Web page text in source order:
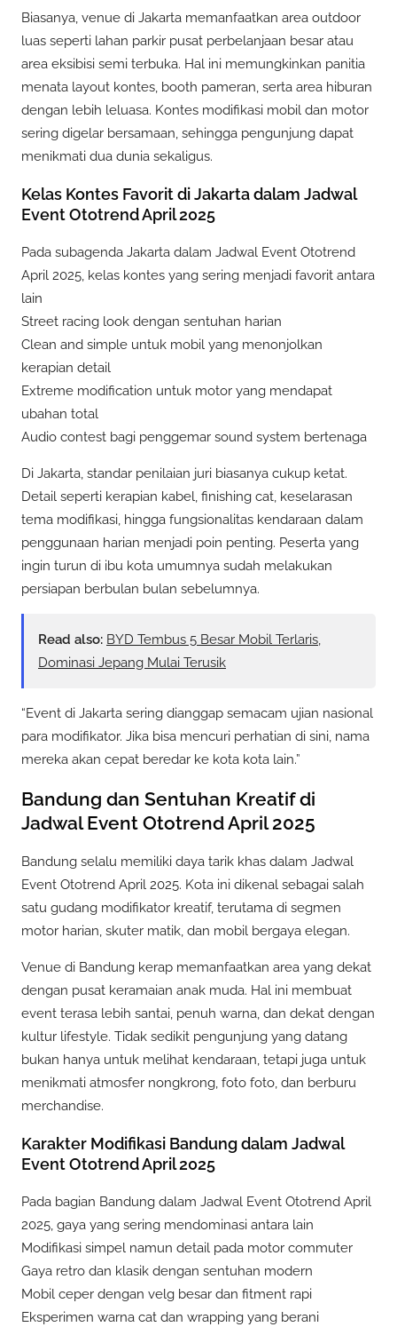
Biasanya, venue di Jakarta memanfaatkan area outdoor
luas seperti lahan parkir pusat perbelanjaan besar atau
area eksibisi semi terbuka. Hal ini memungkinkan panitia
menata layout kontes, booth pameran, serta area hiburan
dengan lebih leluasa. Kontes modifikasi mobil dan motor
sering digelar bersamaan, sehingga pengunjung dapat
menikmati dua dunia sekaligus.
Kelas Kontes Favorit di Jakarta dalam Jadwal
Event Ototrend April 2025
Pada subagenda Jakarta dalam Jadwal Event Ototrend
April 2025, kelas kontes yang sering menjadi favorit antara
lain
Street racing look dengan sentuhan harian
Clean and simple untuk mobil yang menonjolkan
kerapian detail
Extreme modification untuk motor yang mendapat
ubahan total
Audio contest bagi penggemar sound system bertenaga
Di Jakarta, standar penilaian juri biasanya cukup ketat.
Detail seperti kerapian kabel, finishing cat, keselarasan
tema modifikasi, hingga fungsionalitas kendaraan dalam
penggunaan harian menjadi poin penting. Peserta yang
ingin turun di ibu kota umumnya sudah melakukan
persiapan berbulan bulan sebelumnya.
Read also: BYD Tembus 5 Besar Mobil Terlaris,
Dominasi Jepang Mulai Terusik
“Event di Jakarta sering dianggap semacam ujian nasional
para modifikator. Jika bisa mencuri perhatian di sini, nama
mereka akan cepat beredar ke kota kota lain.”
Bandung dan Sentuhan Kreatif di
Jadwal Event Ototrend April 2025
Bandung selalu memiliki daya tarik khas dalam Jadwal
Event Ototrend April 2025. Kota ini dikenal sebagai salah
satu gudang modifikator kreatif, terutama di segmen
motor harian, skuter matik, dan mobil bergaya elegan.
Venue di Bandung kerap memanfaatkan area yang dekat
dengan pusat keramaian anak muda. Hal ini membuat
event terasa lebih santai, penuh warna, dan dekat dengan
kultur lifestyle. Tidak sedikit pengunjung yang datang
bukan hanya untuk melihat kendaraan, tetapi juga untuk
menikmati atmosfer nongkrong, foto foto, dan berburu
merchandise.
Karakter Modifikasi Bandung dalam Jadwal
Event Ototrend April 2025
Pada bagian Bandung dalam Jadwal Event Ototrend April
2025, gaya yang sering mendominasi antara lain
Modifikasi simpel namun detail pada motor commuter
Gaya retro dan klasik dengan sentuhan modern
Mobil ceper dengan velg besar dan fitment rapi
Eksperimen warna cat dan wrapping yang berani